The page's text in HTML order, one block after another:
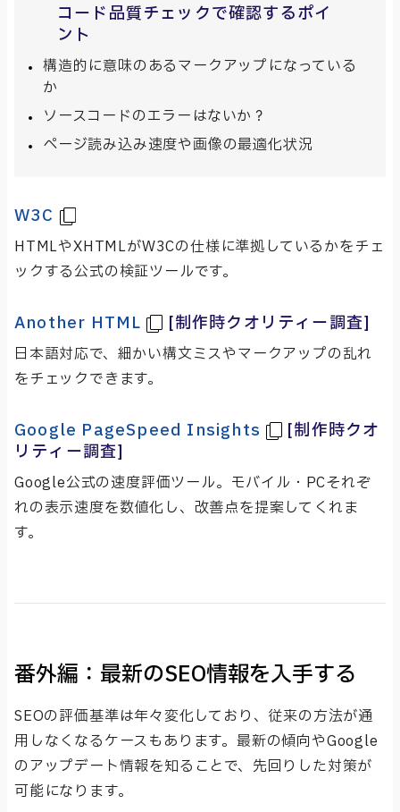
コード品質チェックで確認するポイ
ント
構造的に意味のあるマークアップになっている
か
ソースコードのエラーはないか？
ページ読み込み速度や画像の最適化状況
W3C
HTMLやXHTMLがW3Cの仕様に準拠しているかをチェ
ックする公式の検証ツールです。
Another HTML [制作時クオリティー調査]
日本語対応で、細かい構文ミスやマークアップの乱れ
をチェックできます。
Google PageSpeed Insights
[制作時クオ
リティー調査]
Google公式の速度評価ツール。モバイル・PCそれぞ
れの表示速度を数値化し、改善点を提案してくれま
す。
番外編：最新のSEO情報を入手する
SEOの評価基準は年々変化しており、従来の方法が通
用しなくなるケースもあります。最新の傾向やGoogle
のアップデート情報を知ることで、先回りした対策が
可能になります。